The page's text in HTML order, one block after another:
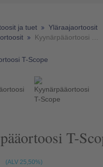
ja tuet
Yläraajaortoosit
Kyynärpääortoosi T-Scope
T-
(ALV 25,50%)